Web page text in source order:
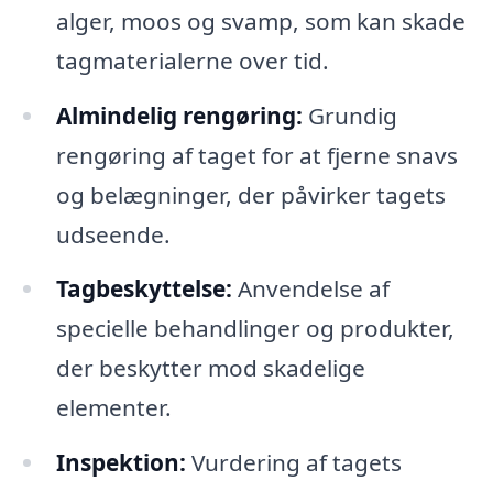
alger, moos og svamp, som kan skade
tagmaterialerne over tid.
Almindelig rengøring: Grundig
rengøring af taget for at fjerne snavs
og belægninger, der påvirker tagets
udseende.
Tagbeskyttelse: Anvendelse af
specielle behandlinger og produkter,
der beskytter mod skadelige
elementer.
Inspektion: Vurdering af tagets